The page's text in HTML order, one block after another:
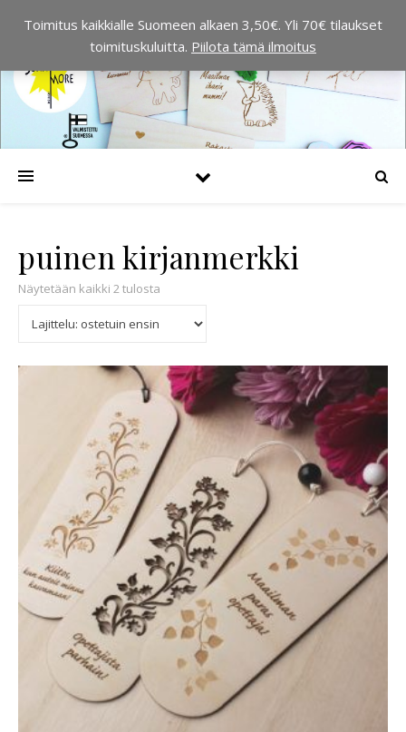
puinen kirjanmerkki
Näytetään kaikki 2 tulosta
Toimitus kaikkialle Suomeen alkaen 3,50€. Yli 70€ tilaukset
toimituskuluitta. Piilota tämä ilmoitus